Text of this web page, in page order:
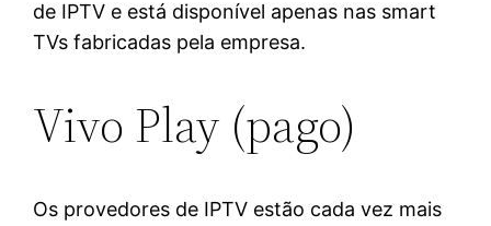
de IPTV e está disponível apenas nas smart
TVs fabricadas pela empresa.
Vivo Play (pago)
Os provedores de IPTV estão cada vez mais